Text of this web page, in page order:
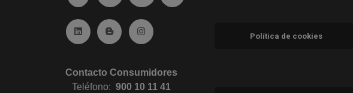
Ir a Linkedin (abre en ventana nueva)
Ir al Blog (abre en ventana nueva)
Ir a Instagram (abre en ventana nueva)
Contacto Consumidores
Teléfono:900 10 11 41
Política de cookies